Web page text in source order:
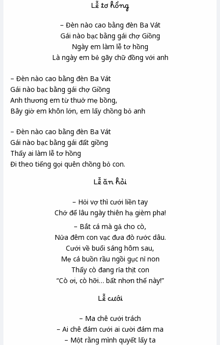
Lễ tơ hồng
– Đèn nào cao bằng đèn Ba Vát
Gái nào bạc bằng gái chợ Giồng
Ngày em làm lễ tơ hồng
Là ngày em bẻ gãy chữ đồng với anh
– Đèn nào cao bằng đèn Ba Vát
Gái nào bạc bằng gái chợ Giồng
Anh thương em từ thuở mẹ bồng,
Bây giờ em khôn lớn, em lấy chồng bỏ anh
– Đèn nào cao bằng đèn Ba Vát
Gái nào bạc bằng gái đất giồng
Thấy ai làm lễ tơ hồng
Đi theo tiếng gọi quên chồng bỏ con.
Lễ ăn hỏi
– Hỏi vợthì cưới liền tay
Chớ để lâu ngày thiên hạ gièm pha!
– Bắt cá mà gả cho cò,
Nửa đêm con vạcđưa đò rước dâu.
Cưới về buổi sáng hôm sau,
Mẹ cá buồn rầu ngồi gục nỉ non
Thấy cò đang rỉa thịt con
“Cò ơi, cò hỡi… bất nhơn thế này!”
Lễ cưới
– Ma chê cưới trách
– Ai chê đám cưới ai cười đám ma
– Một rằng mình quyết lấy ta